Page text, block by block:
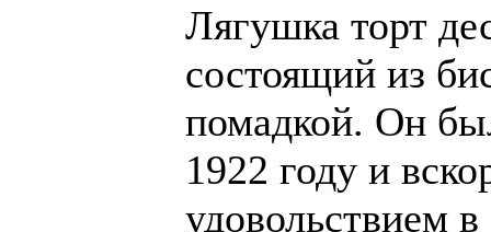
Лягушка торт
состоящий из
помадкой. Он
1922 году и
удовольствием